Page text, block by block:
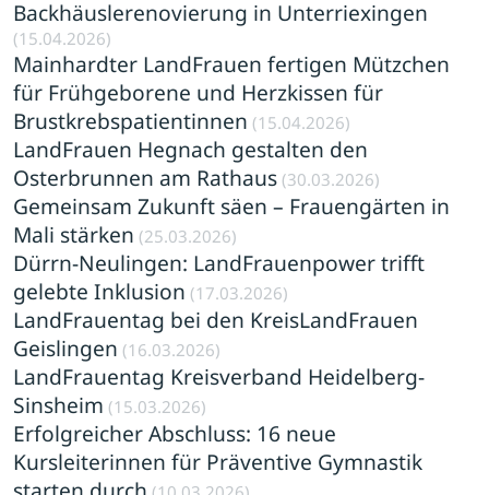
Backhäuslerenovierung in Unterriexingen
(15.04.2026)
Mainhardter LandFrauen fertigen Mützchen
für Frühgeborene und Herzkissen für
Brustkrebspatientinnen (15.04.2026)
LandFrauen Hegnach gestalten den
Osterbrunnen am Rathaus (30.03.2026)
Gemeinsam Zukunft säen – Frauengärten in
Mali stärken (25.03.2026)
Dürrn-Neulingen: LandFrauenpower trifft
gelebte Inklusion (17.03.2026)
LandFrauentag bei den KreisLandFrauen
Geislingen (16.03.2026)
LandFrauentag Kreisverband Heidelberg-
Sinsheim (15.03.2026)
Erfolgreicher Abschluss: 16 neue
Kursleiterinnen für Präventive Gymnastik